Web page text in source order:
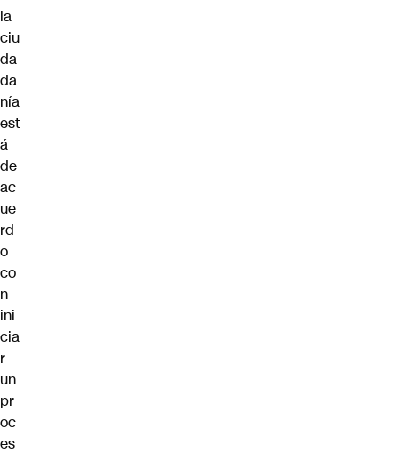
la
ciu
da
da
nía
est
á
de
ac
ue
rd
o
co
n
ini
cia
r
un
pr
oc
es